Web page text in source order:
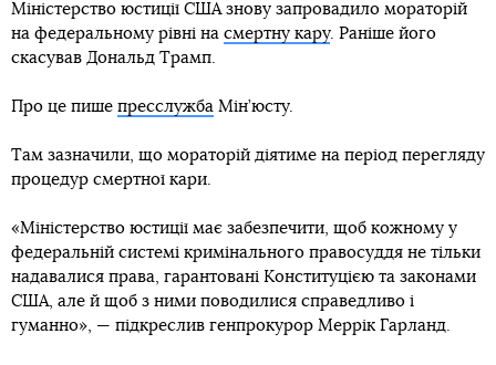
Міністерство юстиції США знову запровадило мораторій
на федеральному рівні на смертну кару. Раніше його
скасував Дональд Трамп.
Про це пише пресслужба Мін’юсту.
Там зазначили, що мораторій діятиме на період перегляду
процедур смертної кари.
«Міністерство юстиції має забезпечити, щоб кожному у
федеральній системі кримінального правосуддя не тільки
надавалися права, гарантовані Конституцією та законами
США, але й щоб з ними поводилися справедливо і
гуманно», — підкреслив генпрокурор Меррік Гарланд.